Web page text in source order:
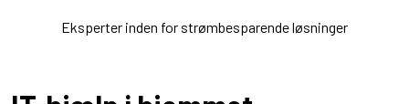
Eksperter inden for strømbesparende løsninger